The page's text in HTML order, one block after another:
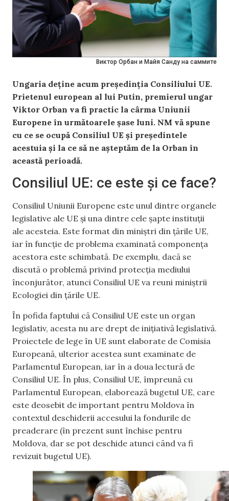
Виктор Орбан и Майя Санду на саммите
Ungaria deține acum președinția Consiliului UE.
Prietenul european al lui Putin, premierul ungar
Viktor Orban va fi practic la cârma Uniunii
Europene în următoarele șase luni. NM vă spune
cu ce se ocupă Consiliul UE și președintele
acestuia și la ce să ne așteptăm de la Orban în
această perioadă.
Consiliul UE: ce este și ce face?
Consiliul Uniunii Europene este unul dintre organele
legislative ale UE și una dintre cele șapte instituții
ale acesteia. Este format din miniștri din țările UE,
iar în funcție de problema examinată componența
acestora este schimbată. De exemplu, dacă se
discută o problemă privind protecția mediului
înconjurător, atunci Consiliul UE va reuni miniștrii
Ecologiei din țările UE.
În pofida faptului că Consiliul UE este un organ
legislativ, acesta nu are drept de inițiativă legislativă.
Proiectele de lege în UE sunt elaborate de Comisia
Europeană, ulterior acestea sunt examinate de
Parlamentul European, iar în a doua lectură de
Consiliul UE. În plus, Consiliul UE, împreună cu
Parlamentul European, elaborează bugetul UE, care
este deosebit de important pentru Moldova în
contextul deschiderii accesului la fondurile de
preaderare (în prezent sunt închise pentru
Moldova, dar se pot deschide atunci când va fi
revizuit bugetul UE).